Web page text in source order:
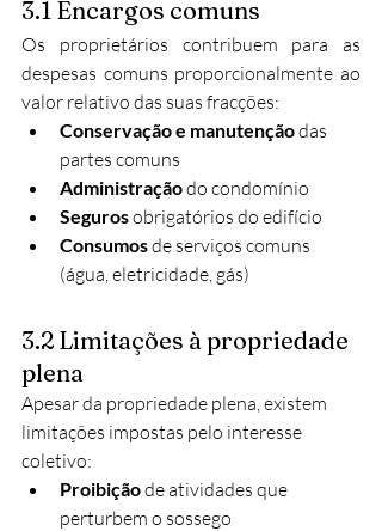
3.1 Encargos comuns
Os proprietários contribuem para as
despesas comuns proporcionalmente ao
valor relativo das suas fracções:
Conservação e manutenção das
partes comuns
Administração do condomínio
Seguros obrigatórios do edifício
Consumos de serviços comuns
(água, eletricidade, gás)
3.2 Limitações à propriedade
plena
Apesar da propriedade plena, existem
limitações impostas pelo interesse
coletivo:
Proibição de atividades que
perturbem o sossego